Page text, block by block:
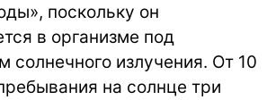
поскольку он
в организме под
солнечного излучения. От 10
на солнце три